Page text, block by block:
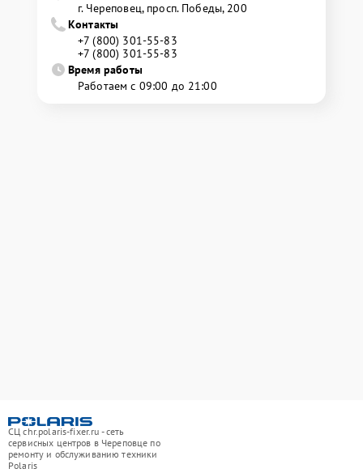
г. Череповец, просп. Победы, 200
Контакты
+7 (800) 301-55-83
+7 (800) 301-55-83
Время работы
Работаем с 09:00 до 21:00
СЦ chr.polaris-fixer.ru - сеть
сервисных центров в Череповце по
ремонту и обслуживанию техники
Polaris